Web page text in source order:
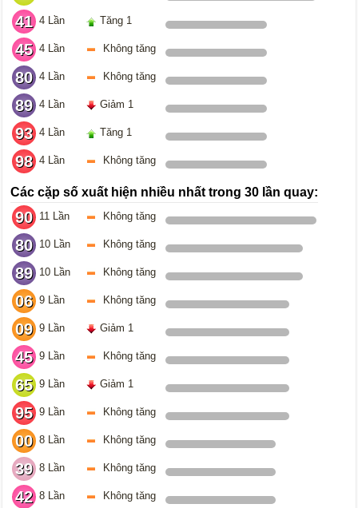
41 4 Lần Tăng 1
45 4 Lần Không tăng
80 4 Lần Không tăng
89 4 Lần Giảm 1
93 4 Lần Tăng 1
98 4 Lần Không tăng
Các cặp số xuất hiện nhiều nhất trong 30 lần quay:
90 11 Lần Không tăng
80 10 Lần Không tăng
89 10 Lần Không tăng
06 9 Lần Không tăng
09 9 Lần Giảm 1
45 9 Lần Không tăng
65 9 Lần Giảm 1
95 9 Lần Không tăng
00 8 Lần Không tăng
39 8 Lần Không tăng
42 8 Lần Không tăng